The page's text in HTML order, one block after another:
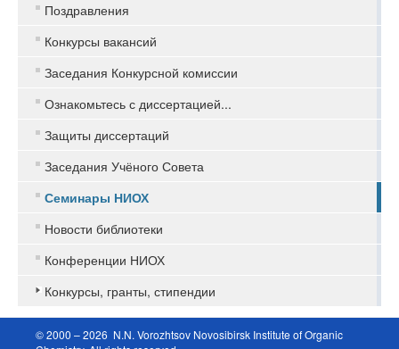
Поздравления
Конкурсы вакансий
Заседания Конкурсной комиссии
Ознакомьтесь с диссертацией...
Защиты диссертаций
Заседания Учёного Совета
Семинары НИОХ
Новости библиотеки
Конференции НИОХ
Конкурсы, гранты, стипендии
© 2000 – 2026 N.N. Vorozhtsov Novosibirsk Institute of Organic